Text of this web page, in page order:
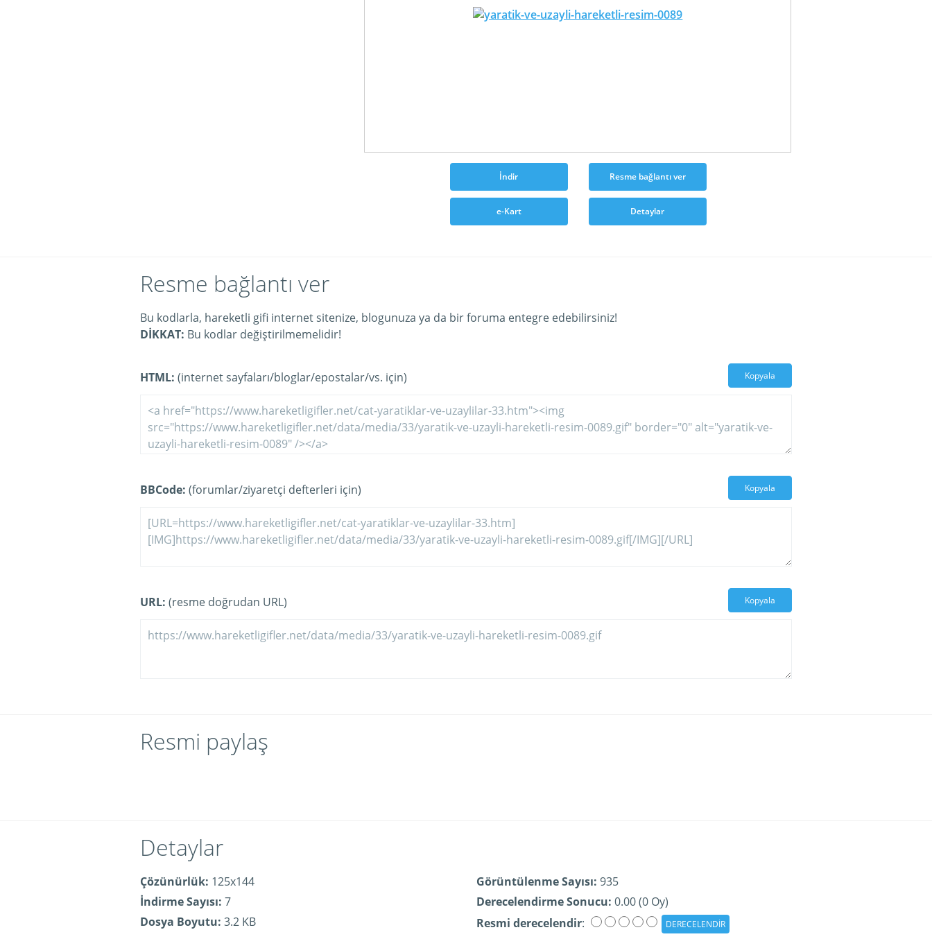
İndir Resme bağlantı ver
e-Kart Detaylar
Resme bağlantı ver
Bu kodlarla, hareketli gifi internet sitenize, blogunuza ya da bir foruma entegre edebilirsiniz!
DİKKAT: Bu kodlar değiştirilmemelidir!
HTML: (internet sayfaları/bloglar/epostalar/vs. için) Kopyala
BBCode: (forumlar/ziyaretçi defterleri için) Kopyala
URL: (resme doğrudan URL) Kopyala
Resmi paylaş
Detaylar
Çözünürlük: 125x144
İndirme Sayısı: 7
Dosya Boyutu: 3.2 KB
Görüntülenme Sayısı: 935
Derecelendirme Sonucu: 0.00 (0 Oy)
Resmi derecelendir: